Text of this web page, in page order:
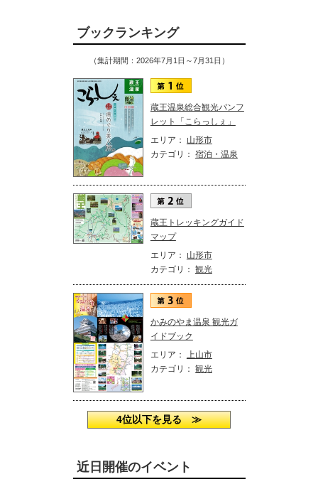
ブックランキング
（集計期間：2026年7月1日～7月31日）
蔵王温泉総合観光パンフ
レット「こらっしぇ」
エリア： 山形市
カテゴリ： 宿泊・温泉
蔵王トレッキングガイド
マップ
エリア： 山形市
カテゴリ： 観光
かみのやま温泉 観光ガ
イドブック
エリア： 上山市
カテゴリ： 観光
4位以下を見る ≫
近日開催のイベント